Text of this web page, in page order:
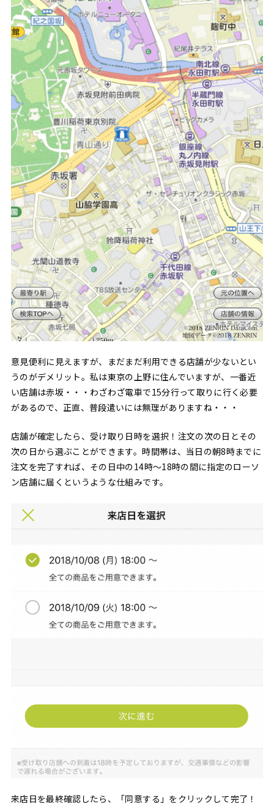
意見便利に見えますが、まだまだ利用できる店舗が少ないとい
うのがデメリット。私は東京の上野に住んでいますが、一番近
い店舗は赤坂・・・わざわざ電車で15分行って取りに行く必要
があるので、正直、普段遣いには無理がありますね・・・
店舗が確定したら、受け取り日時を選択！注文の次の日とその
次の日から選ぶことができます。時間帯は、当日の朝8時までに
注文を完了すれば、その日中の14時〜18時の間に指定のローソ
ン店舗に届くというような仕組みです。
来店日を最終確認したら、「同意する」をクリックして完了！